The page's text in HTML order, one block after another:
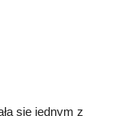
się jednym z